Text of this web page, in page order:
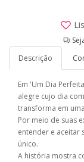
Descrição
Em 'Um Dia
alegre cujo dia
transforma em
Por meio de suas
entender e aceitar
único.
A história mostra